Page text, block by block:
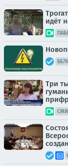
идёт
Три
СМИ